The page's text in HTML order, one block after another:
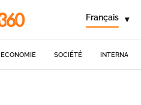
Français ▾
ECONOMIE SOCIÉTÉ